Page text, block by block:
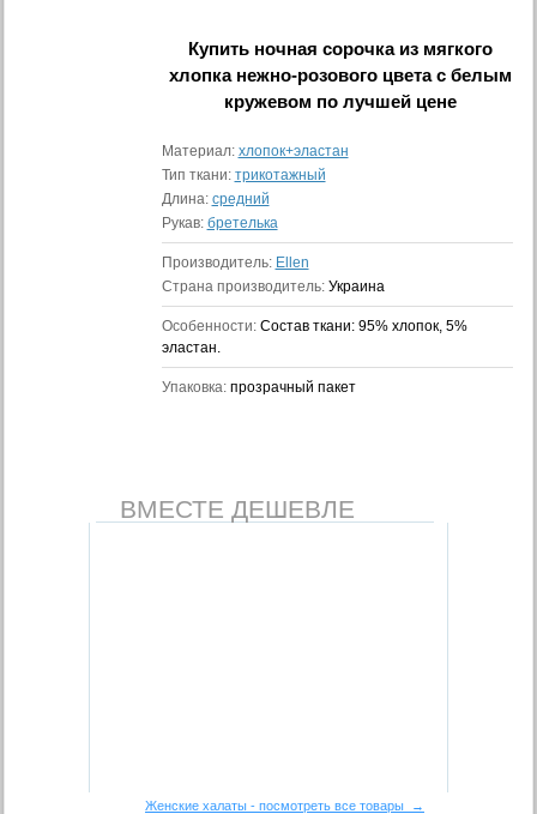
Купить ночная сорочка из мягкого
хлопка нежно-розового цвета с белым
кружевом по лучшей цене
Материал: хлопок+эластан
Тип ткани: трикотажный
Длина: средний
Рукав: бретелька
Производитель: Ellen
Страна производитель: Украина
Особенности: Состав ткани: 95% хлопок, 5%
эластан.
Упаковка: прозрачный пакет
ВМЕСТЕ ДЕШЕВЛЕ
Женские халаты - посмотреть все товары →